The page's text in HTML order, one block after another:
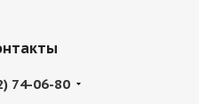
74-06-80